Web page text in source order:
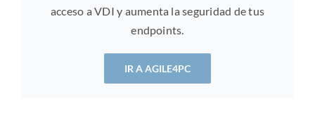
acceso a VDI y aumenta la seguridad de tus
endpoints.
IR A AGILE4PC